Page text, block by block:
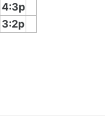
4:3p
3:2p